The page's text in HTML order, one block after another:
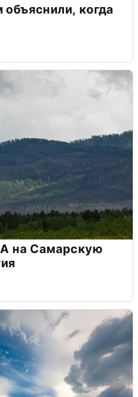
когда
на Самарскую